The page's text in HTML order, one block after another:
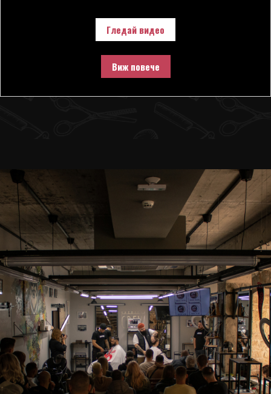
Гледай видео
Виж повече